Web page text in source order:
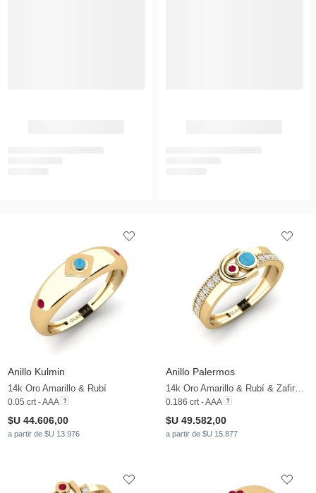
Anillo Kulmin
14k Oro Amarillo & Rubí
0.05 crt - AAA
$U 44.606,00
a partir de $U 13.976
Anillo Palermos
14k Oro Amarillo & Rubí & Zafiro blanco
0.186 crt - AAA
$U 49.582,00
a partir de $U 15.877